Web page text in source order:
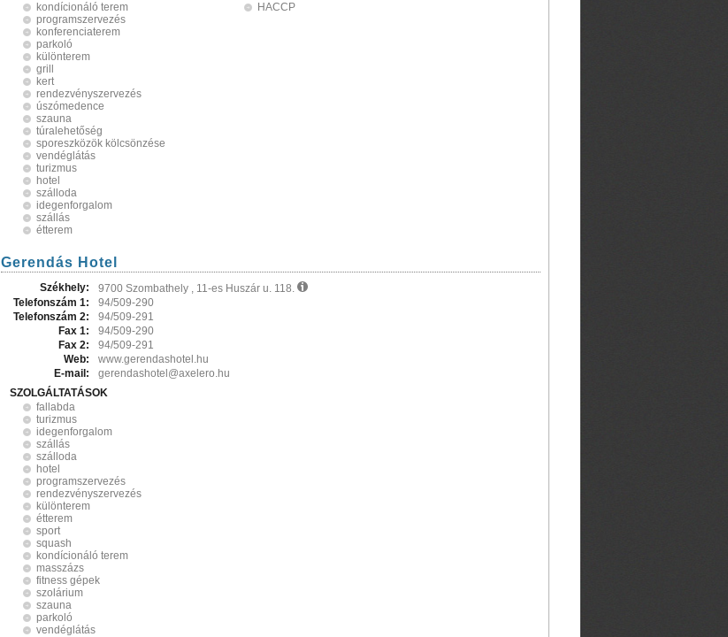
kondícionáló terem
programszervezés
konferenciaterem
parkoló
különterem
grill
kert
rendezvényszervezés
úszómedence
szauna
túralehetőség
sporeszközök kölcsönzése
vendéglátás
turizmus
hotel
szálloda
idegenforgalom
szállás
étterem
HACCP
Gerendás Hotel
Székhely:
9700 Szombathely , 11-es Huszár u. 118.
Telefonszám 1:
94/509-290
Telefonszám 2:
94/509-291
Fax 1:
94/509-290
Fax 2:
94/509-291
Web:
www.gerendashotel.hu
E-mail:
gerendashotel@axelero.hu
SZOLGÁLTATÁSOK
fallabda
turizmus
idegenforgalom
szállás
szálloda
hotel
programszervezés
rendezvényszervezés
különterem
étterem
sport
squash
kondícionáló terem
masszázs
fitness gépek
szolárium
szauna
parkoló
vendéglátás